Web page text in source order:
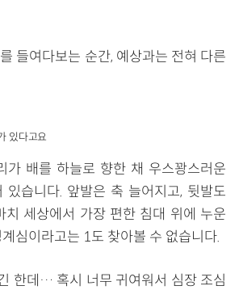
들여다보는 순간, 예상과는 전혀 다른
있다고요
가 배를 하늘로 향한 채 우스꽝스러운
있습니다. 앞발은 축 늘어지고, 뒷발도
치 세상에서 가장 편한 침대 위에 누운
심이라고는 1도 찾아볼 수 없습니다.
한데… 혹시 너무 귀여워서 심장 조심